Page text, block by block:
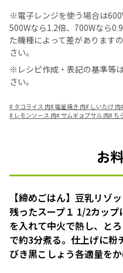
※電子レンジを使う場合は
500Wなら1.2倍、700Wなら
た機種によって差があります
さい。
※レシピ作成・表記の基準等は
さい。
# タコライス 肉#塩釜焼き 肉# しいたけ 肉
# レモンソース 肉# サムギョプサル 肉# ち
お
【締めごはん】豆乳リゾ
残ったスープ１ 1/2カップ
を入れて中火で熱し、と
で約3分煮る。仕上げに粉
びき黒こしょう各適量をか